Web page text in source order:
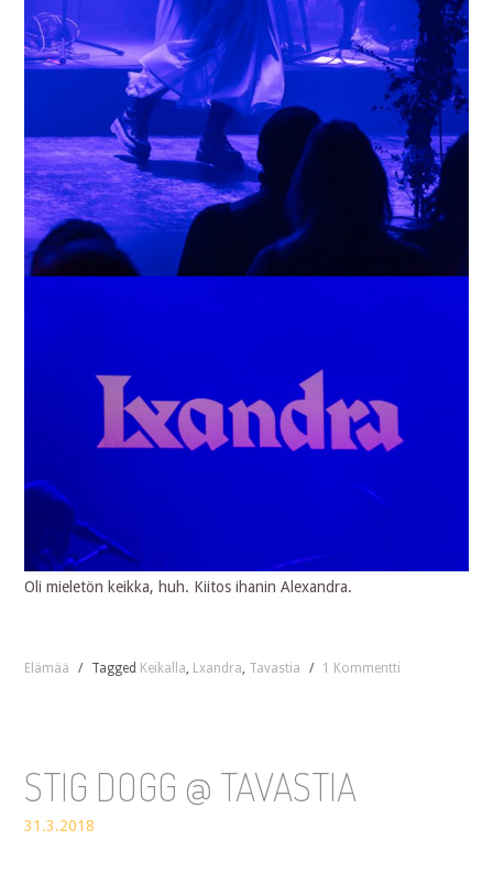
Oli mieletön keikka, huh. Kiitos ihanin Alexandra.
Elämää / Tagged Keikalla, Lxandra, Tavastia / 1 Kommentti
STIG DOGG @ TAVASTIA
31.3.2018